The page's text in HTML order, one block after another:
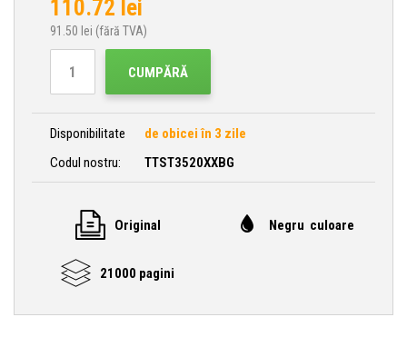
110.72 lei
91.50 lei (fără TVA)
CUMPĂRĂ
Disponibilitate
de obicei în 3 zile
Codul nostru:
TTST3520XXBG
Original Negru culoare
21000 pagini